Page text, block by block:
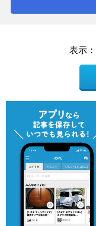
表示：